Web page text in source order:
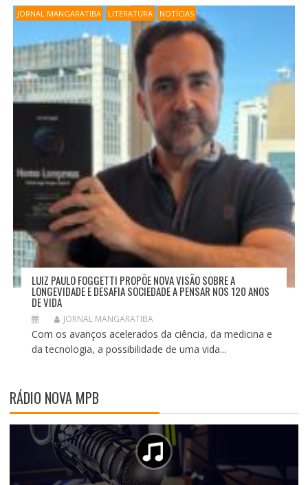
JORNAL MANGARATIBA LITERATURA NOTÍCIAS
LUIZ PAULO FOGGETTI PROPÕE NOVA VISÃO SOBRE A
LONGEVIDADE E DESAFIA SOCIEDADE A PENSAR NOS 120 ANOS
DE VIDA
JORNAL MANGARATIBA
Com os avanços acelerados da ciência, da medicina e
da tecnologia, a possibilidade de uma vida...
RÁDIO NOVA MPB